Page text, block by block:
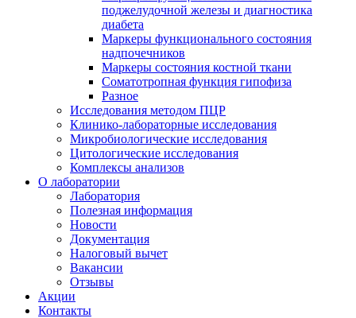
поджелудочной железы и диагностика
диабета
Маркеры функционального состояния
надпочечников
Маркеры состояния костной ткани
Соматотропная функция гипофиза
Разное
Исследования методом ПЦР
Клинико-лабораторные исследования
Микробиологические исследования
Цитологические исследования
Комплексы анализов
О лаборатории
Лаборатория
Полезная информация
Новости
Документация
Налоговый вычет
Вакансии
Отзывы
Акции
Контакты